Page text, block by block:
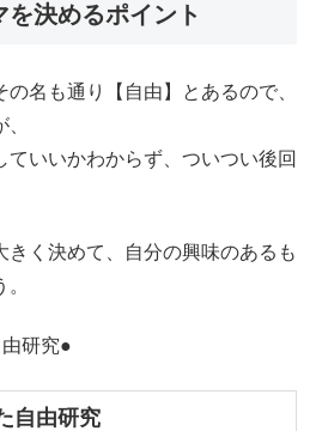
決めるポイント
名も通り【自由】とあるので、
いいかわからず、ついつい後回
きく決めて、自分の興味のあるも
研究●
自由研究